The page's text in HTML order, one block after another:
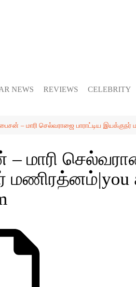
NEWS REVIEWS CELEBRITY
– மாரி செல்வராஜை பாராட்டிய இயக்குநர்
மாரி
மணிரத்னம்|you